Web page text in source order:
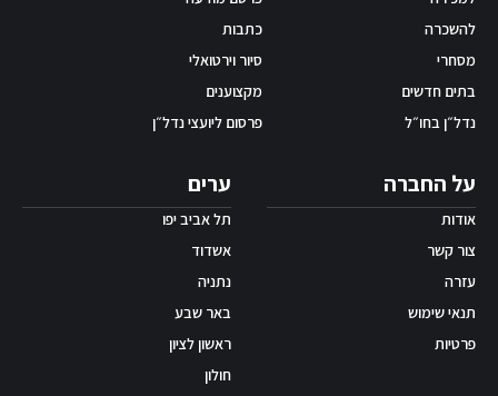
להשכרה
מסחרי
בתים חדשים
נדל״ן בחו״ל
כתבות
סיור וירטואלי
מקצוענים
פרסום ליועצי נדל״ן
ערים
תל אביב יפו
אשדוד
נתניה
באר שבע
ראשון לציון
חולון
על החברה
אודות
צור קשר
עזרה
תנאי שימוש
פרטיות